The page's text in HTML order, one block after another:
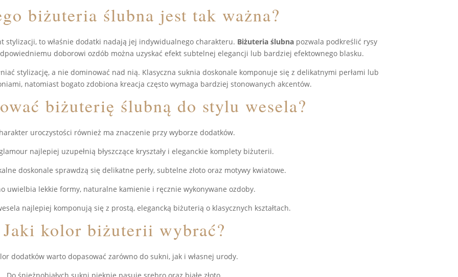
biżuteria ślubna jest tak ważna?
stylizacji, to właśnie dodatki nadają jej indywidualnego charakteru. Biżuteria ślubnapozwala podkreślić rysy
doborowi ozdób można uzyskać efekt subtelnej elegancji lub bardziej efektownego blasku.
stylizację, a nie dominować nad nią. Klasyczna suknia doskonale komponuje się z delikatnymi perłami lub
natomiast bogato zdobiona kreacja często wymaga bardziej stonowanych akcentów.
biżuterię ślubną do stylu wesela?
uroczystości również ma znaczenie przy wyborze dodatków.
najlepiej uzupełnią błyszczące kryształy i eleganckie komplety biżuterii.
doskonale sprawdzą się delikatne perły, subtelne złoto oraz motywy kwiatowe.
uwielbia lekkie formy, naturalne kamienie i ręcznie wykonywane ozdoby.
najlepiej komponują się z prostą, elegancką biżuterią o klasycznych kształtach.
Jaki kolor biżuterii wybrać?
dodatków warto dopasować zarówno do sukni, jak i własnej urody.